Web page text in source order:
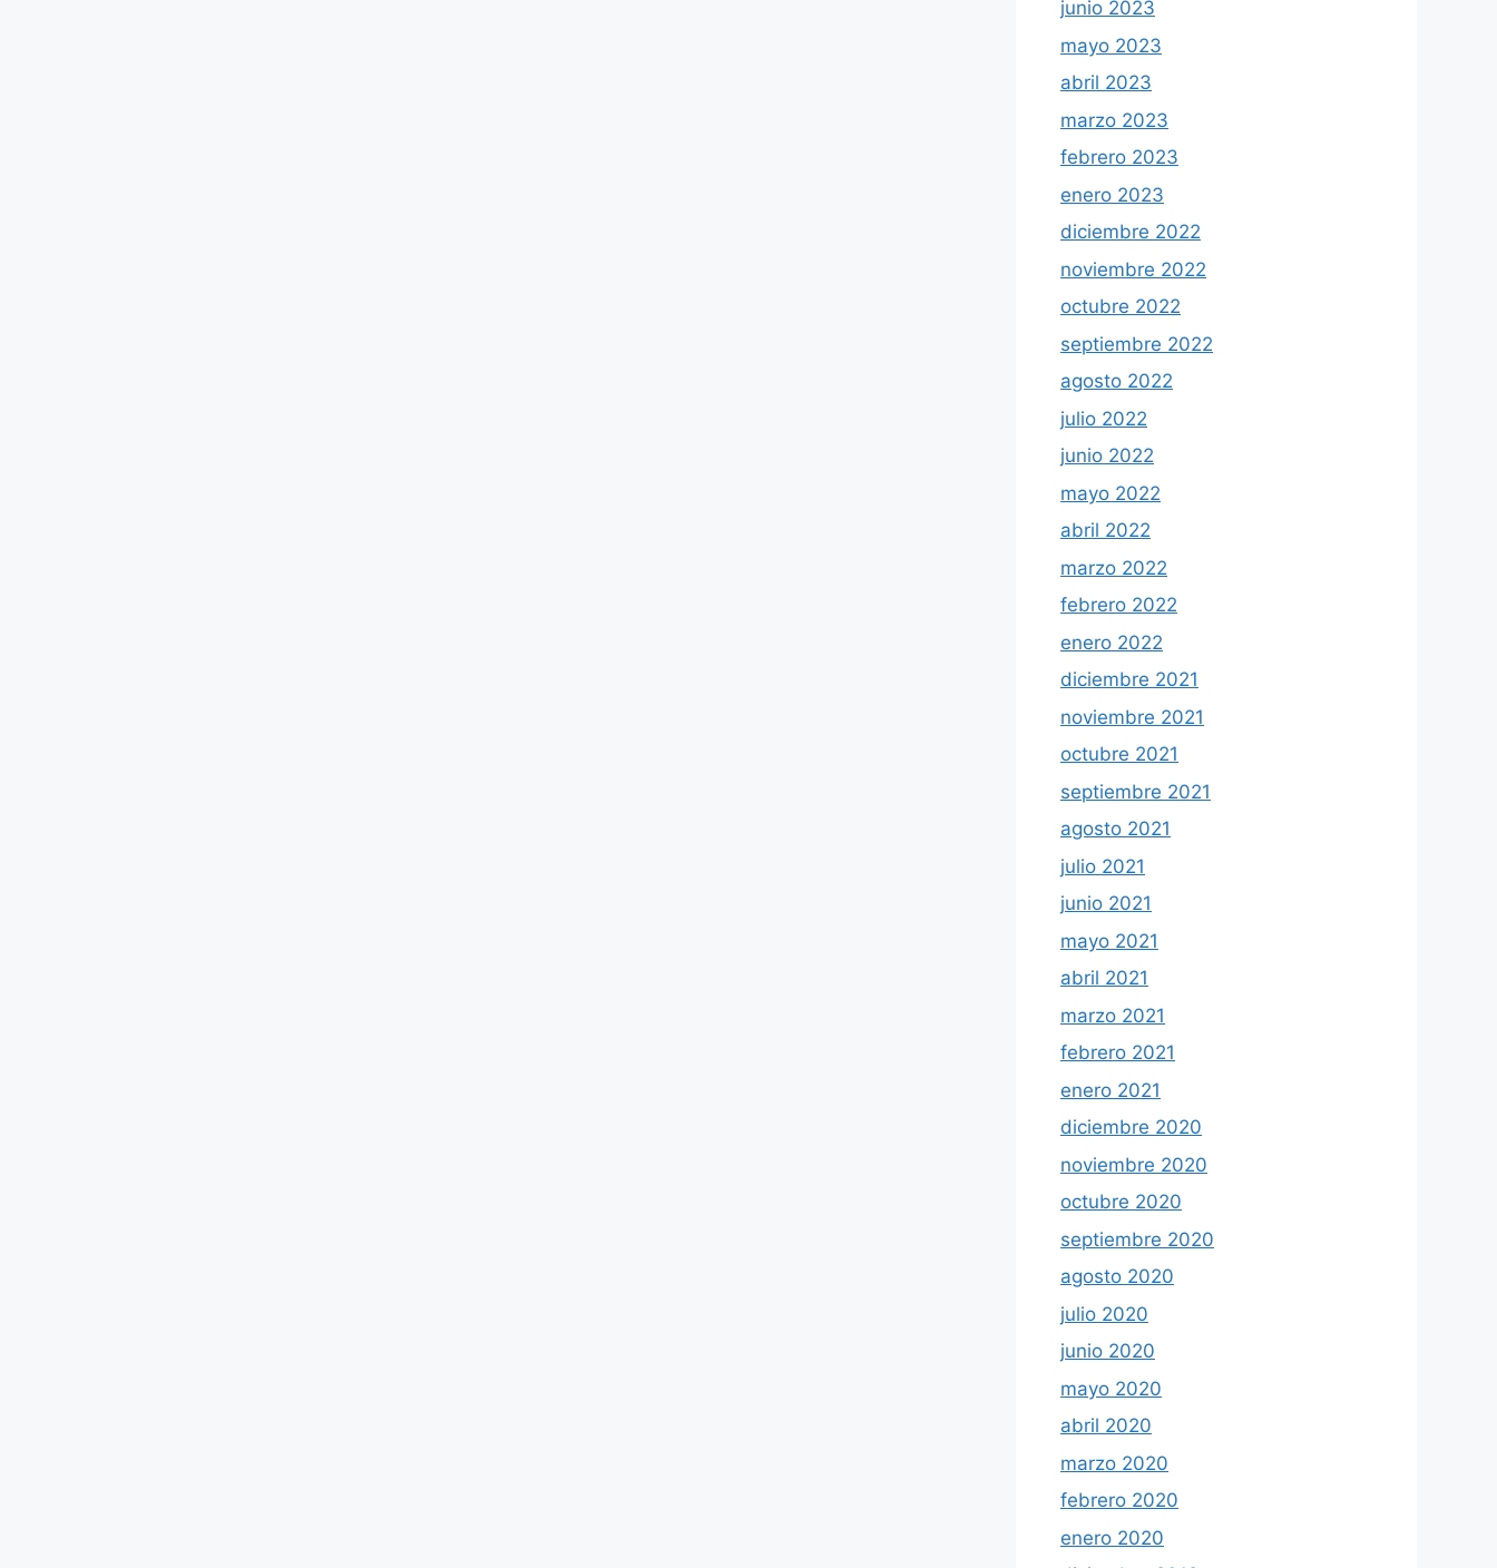
junio 2023
mayo 2023
abril 2023
marzo 2023
febrero 2023
enero 2023
diciembre 2022
noviembre 2022
octubre 2022
septiembre 2022
agosto 2022
julio 2022
junio 2022
mayo 2022
abril 2022
marzo 2022
febrero 2022
enero 2022
diciembre 2021
noviembre 2021
octubre 2021
septiembre 2021
agosto 2021
julio 2021
junio 2021
mayo 2021
abril 2021
marzo 2021
febrero 2021
enero 2021
diciembre 2020
noviembre 2020
octubre 2020
septiembre 2020
agosto 2020
julio 2020
junio 2020
mayo 2020
abril 2020
marzo 2020
febrero 2020
enero 2020